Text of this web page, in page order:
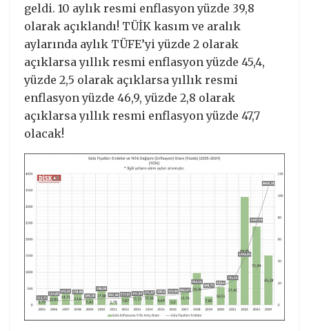
geldi. 10 aylık resmi enflasyon yüzde 39,8
olarak açıklandı! TÜİK kasım ve aralık
aylarında aylık TÜFE’yi yüzde 2 olarak
açıklarsa yıllık resmi enflasyon yüzde 45,4,
yüzde 2,5 olarak açıklarsa yıllık resmi
enflasyon yüzde 46,9, yüzde 2,8 olarak
açıklarsa yıllık resmi enflasyon yüzde 47,7
olacak!